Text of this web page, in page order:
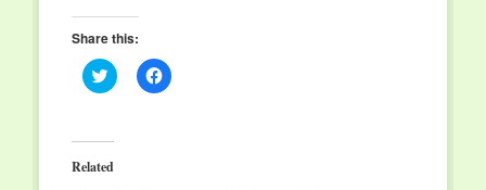
Share this:
Click
to
(Opens
in
new
Click
to
Related